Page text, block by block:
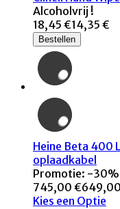
Alcoholvrij !
18,45 €14,35 €
Bestellen
Heine Beta 400
oplaadkabel
Promotie: -30%
745,00 €
Kies een Optie